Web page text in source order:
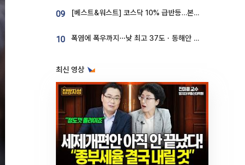
09 [베스트&워스트] 코스닥 10% 급반등…본느, 최대주주 변경 기대에 270% 폭등
10 폭염에 폭우까지⋯낮 최고 37도ㆍ동해안 강한 비 [날씨]
최신 영상